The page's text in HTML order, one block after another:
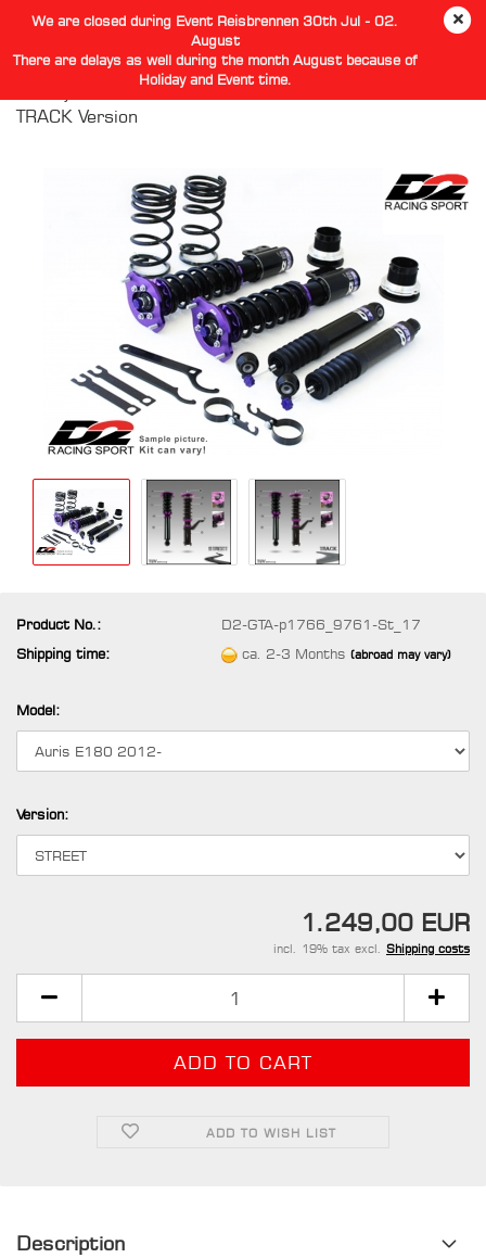
We are closed during Event Reisbrennen 30th Jul - 02.
August
There are delays as well during the month August because of
Holiday and Event time.
D2 Toyota Auris E150 E180 Coilovers STREET /
TRACK Version
Product No.:
D2-GTA-p1766_9761-St_17
Shipping time:
ca. 2-3 Months(abroad may vary)
Model:
Version:
1.249,00 EUR
incl. 19% tax excl. Shipping costs
ADD TO WISH LIST
Description